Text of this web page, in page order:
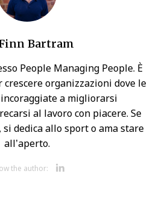
Bartram
People Managing People. È
organizzazioni dove le
a migliorarsi
al lavoro con piacere. Se
dedica allo sport o ama stare
all’aperto.
the author: